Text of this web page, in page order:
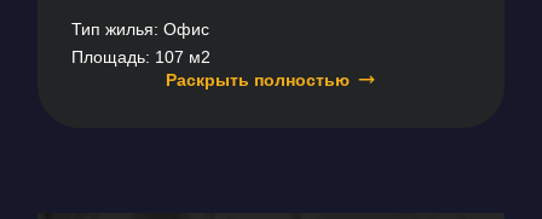
Тип жилья: Офис
Площадь: 107 м2
Раскрыть полностью